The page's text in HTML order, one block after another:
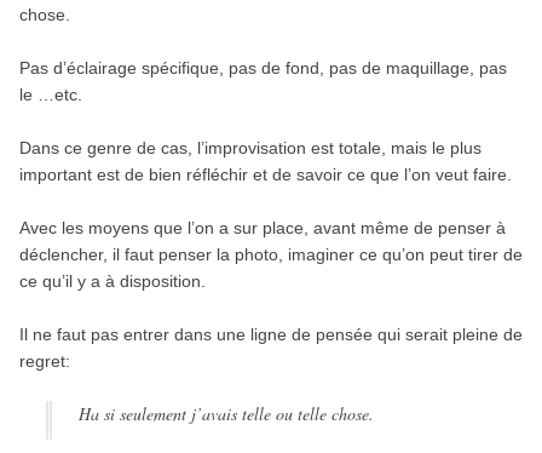
chose.
Pas d’éclairage spécifique, pas de fond, pas de maquillage, pas
le …etc.
Dans ce genre de cas, l’improvisation est totale, mais le plus
important est de bien réfléchir et de savoir ce que l’on veut faire.
Avec les moyens que l’on a sur place, avant même de penser à
déclencher, il faut penser la photo, imaginer ce qu’on peut tirer de
ce qu’il y a à disposition.
Il ne faut pas entrer dans une ligne de pensée qui serait pleine de
regret:
Ha si seulement j’avais telle ou telle chose.